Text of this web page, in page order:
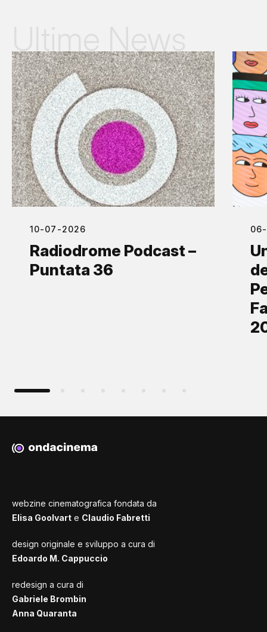
10-07-2026
Radiodrome Podcast –
Puntata 36
webzine cinematografica fondata da
Elisa Goolvart e Claudio Fabretti
design originale e sviluppo a cura di
Edoardo M. Cappuccio
redesign a cura di
Gabriele Brombin
Anna Quaranta